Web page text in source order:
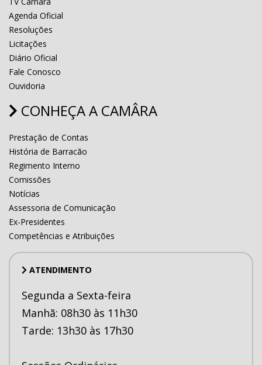
Agenda Oficial
Resoluções
Licitações
Diário Oficial
Fale Conosco
Ouvidoria
CONHEÇA A CAMÂRA
Prestação de Contas
História de Barracão
Regimento Interno
Comissões
Notícias
Assessoria de Comunicação
Ex-Presidentes
Competências e Atribuições
ATENDIMENTO
Segunda a Sexta-feira
Manhã: 08h30 às 11h30
Tarde: 13h30 às 17h30